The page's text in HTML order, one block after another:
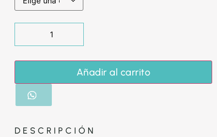
Añadir al carrito
DESCRIPCIÓN